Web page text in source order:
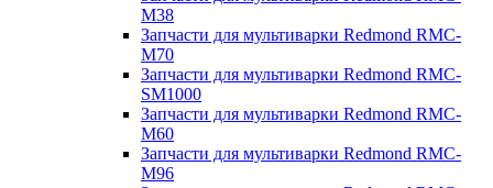
M38
Запчасти для мультиварки Redmond RMC-
M70
Запчасти для мультиварки Redmond RMC-
SM1000
Запчасти для мультиварки Redmond RMC-
M60
Запчасти для мультиварки Redmond RMC-
M96